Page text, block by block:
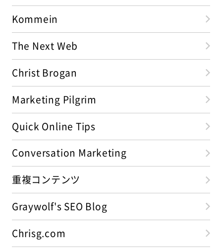
Kommein
The Next Web
Christ Brogan
Marketing Pilgrim
Quick Online Tips
Conversation Marketing
重複コンテンツ
Graywolf's SEO Blog
Chrisg.com